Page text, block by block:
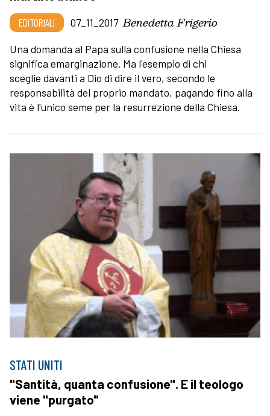
EDITORIALI 07_11_2017 Benedetta Frigerio
Una domanda al Papa sulla confusione nella Chiesa
significa emarginazione. Ma l'esempio di chi
sceglie davanti a Dio di dire il vero, secondo le
responsabilità del proprio mandato, pagando fino alla
vita è l'unico seme per la resurrezione della Chiesa.
STATI UNITI
"Santità, quanta confusione". E il teologo
viene "purgato"